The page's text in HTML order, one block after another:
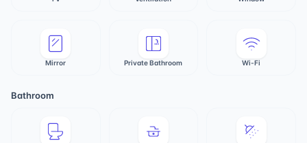
Mirror Private Bathroom Wi-Fi
Bathroom